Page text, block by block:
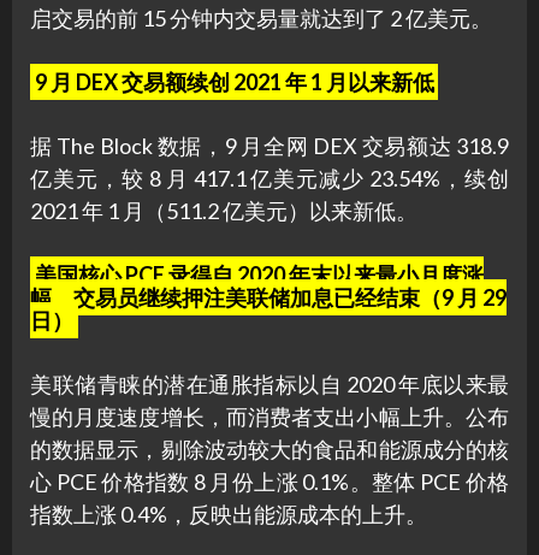
启交易的前 15 分钟内交易量就达到了 2 亿美元。
9 月 DEX 交易额续创 2021 年 1 月以来新低
据 The Block 数据，9 月全网 DEX 交易额达 318.9
亿美元，较 8 月 417.1 亿美元减少 23.54%，续创
2021 年 1 月（511.2 亿美元）以来新低。
美国核心 PCE 录得自 2020 年末以来最小月度涨
幅，交易员继续押注美联储加息已经结束（9 月 29
日）
美联储青睐的潜在通胀指标以自 2020 年底以来最
慢的月度速度增长，而消费者支出小幅上升。公布
的数据显示，剔除波动较大的食品和能源成分的核
心 PCE 价格指数 8 月份上涨 0.1%。整体 PCE 价格
指数上涨 0.4%，反映出能源成本的上升。